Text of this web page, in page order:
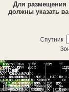
Для размещения
должны указать
Спутник